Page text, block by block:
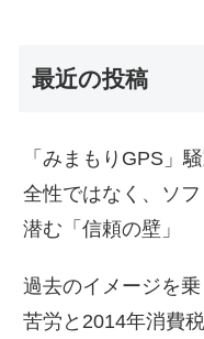
最近の投稿
「みまもりGPS」
全性ではなく、ソ
潜む「信頼の壁」
過去のイメージを
苦労と2014年消費